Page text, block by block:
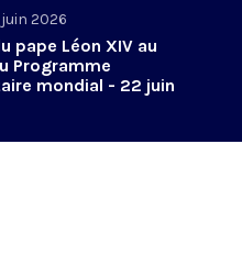
2026
pape Léon XIV au
Programme
mondial - 22 juin